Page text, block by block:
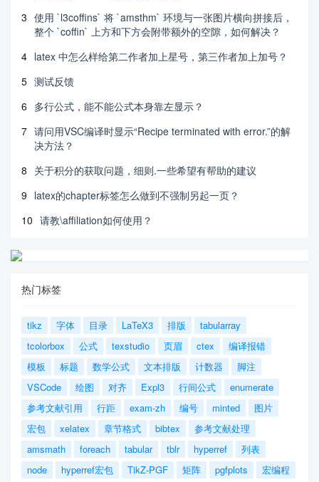
3 使用 `l3coffins` 将 `amsthm` 环境与一张图片横向拼接后，
整个 `coffin` 上方和下方会附带额外的空隙，如何解决？
4 latex 中怎么样给第二作者加上星号，第三作者加上加号？
5 测试反馈
6 多行公式，能不能公式本身靠左显示？
7 请问用VSC编译时显示“Recipe terminated with error.”的解
决方法？
8 关于积分的获取问题，细则.一些希望有帮助的建议
9 latex的chapter标签怎么做到不强制另起一页？
10 请教\affiliation如何使用？
热门标签
tikz 字体 目录 LaTeX3 排版
tabularray
tcolorbox
公式 texstudio 页眉 ctex
编译报错
模板
标题 数学公式 文本排版 计数器
脚注
VSCode
绘图 对齐 Expl3 行间公式
enumerate
参考文献引用
行距 exam-zh 编号 minted
图片
宏包
xelatex 章节格式 bibtex
参考文献处理
amsmath
foreach tabular tblr hyperref
列表
node
hyperref宏包 TikZ-PGF 矩阵 pgfplots
宏编程